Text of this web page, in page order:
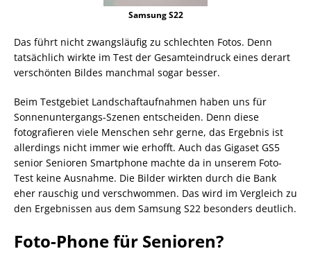
Samsung S22
Das führt nicht zwangsläufig zu schlechten Fotos. Denn
tatsächlich wirkte im Test der Gesamteindruck eines derart
verschönten Bildes manchmal sogar besser.
Beim Testgebiet Landschaftaufnahmen haben uns für
Sonnenuntergangs-Szenen entscheiden. Denn diese
fotografieren viele Menschen sehr gerne, das Ergebnis ist
allerdings nicht immer wie erhofft. Auch das Gigaset GS5
senior Senioren Smartphone machte da in unserem Foto-
Test keine Ausnahme. Die Bilder wirkten durch die Bank
eher rauschig und verschwommen. Das wird im Vergleich zu
den Ergebnissen aus dem Samsung S22 besonders deutlich.
Foto-Phone für Senioren?